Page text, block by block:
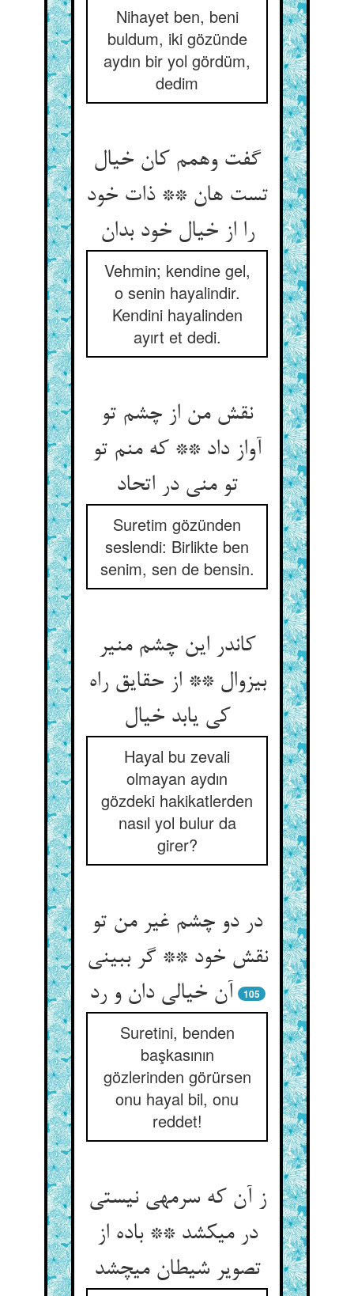
Nihayet ben, beni
buldum, iki gözünde
aydın bir yol gördüm,
dedim
گفت وهمم کان خیال
تست هان ** ذات خود
را از خیال خود بدان‏
Vehmin; kendine gel,
o senin hayalindir.
Kendini hayalinden
ayırt et dedi.
نقش من از چشم تو
آواز داد ** که منم تو
تو منی در اتحاد
Suretim gözünden
seslendi: Birlikte ben
senim, sen de bensin.
کاندر این چشم منیر
بی‏زوال ** از حقایق راه
کی یابد خیال‏
Hayal bu zevali
olmayan aydın
gözdeki hakikatlerden
nasıl yol bulur da
girer?
در دو چشم غیر من تو
نقش خود ** گر ببینی
آن خیالی دان و رد
105
Suretini, benden
başkasının
gözlerinden görürsen
onu hayal bil, onu
reddet!
ز آن که سرمه‏ی نیستی
در می‏کشد ** باده از
تصویر شیطان می‏چشد